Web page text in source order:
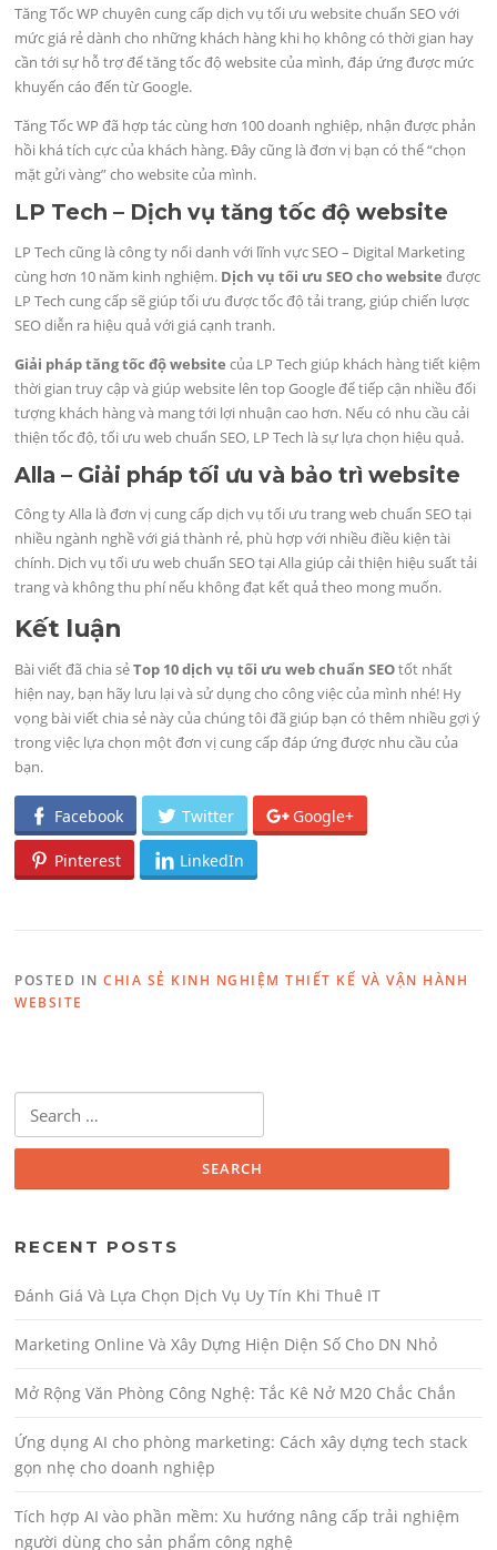
Tăng Tốc WP chuyên cung cấp dịch vụ tối ưu website chuẩn SEO với
mức giá rẻ dành cho những khách hàng khi họ không có thời gian hay
cần tới sự hỗ trợ để tăng tốc độ website của mình, đáp ứng được mức
khuyến cáo đến từ Google.
Tăng Tốc WP đã hợp tác cùng hơn 100 doanh nghiệp, nhận được phản
hồi khá tích cực của khách hàng. Đây cũng là đơn vị bạn có thể “chọn
mặt gửi vàng” cho website của mình.
LP Tech – Dịch vụ tăng tốc độ website
LP Tech cũng là công ty nổi danh với lĩnh vực SEO – Digital Marketing
cùng hơn 10 năm kinh nghiệm. Dịch vụ tối ưu SEO cho website được
LP Tech cung cấp sẽ giúp tối ưu được tốc độ tải trang, giúp chiến lược
SEO diễn ra hiệu quả với giá cạnh tranh.
Giải pháp tăng tốc độ website của LP Tech giúp khách hàng tiết kiệm
thời gian truy cập và giúp website lên top Google để tiếp cận nhiều đối
tượng khách hàng và mang tới lợi nhuận cao hơn. Nếu có nhu cầu cải
thiện tốc độ, tối ưu web chuẩn SEO, LP Tech là sự lựa chọn hiệu quả.
Alla – Giải pháp tối ưu và bảo trì website
Công ty Alla là đơn vị cung cấp dịch vụ tối ưu trang web chuẩn SEO tại
nhiều ngành nghề với giá thành rẻ, phù hợp với nhiều điều kiện tài
chính. Dịch vụ tối ưu web chuẩn SEO tại Alla giúp cải thiện hiệu suất tải
trang và không thu phí nếu không đạt kết quả theo mong muốn.
Kết luận
Bài viết đã chia sẻTop 10 dịch vụ tối ưu web chuẩn SEOtốt nhất
hiện nay, bạn hãy lưu lại và sử dụng cho công việc của mình nhé! Hy
vọng bài viết chia sẻ này của chúng tôi đã giúp bạn có thêm nhiều gợi ý
trong việc lựa chọn một đơn vị cung cấp đáp ứng được nhu cầu của
bạn.
Facebook Twitter Google+
Pinterest LinkedIn
POSTED INCHIA SẺ KINH NGHIỆM THIẾT KẾ VÀ VẬN HÀNH
WEBSITE
Search for:
RECENT POSTS
Đánh Giá Và Lựa Chọn Dịch Vụ Uy Tín Khi Thuê IT
Marketing Online Và Xây Dựng Hiện Diện Số Cho DN Nhỏ
Mở Rộng Văn Phòng Công Nghệ: Tắc Kê Nở M20 Chắc Chắn
Ứng dụng AI cho phòng marketing: Cách xây dựng tech stack
gọn nhẹ cho doanh nghiệp
Tích hợp AI vào phần mềm: Xu hướng nâng cấp trải nghiệm
người dùng cho sản phẩm công nghệ